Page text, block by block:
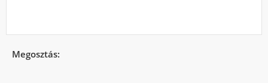
Megosztás: